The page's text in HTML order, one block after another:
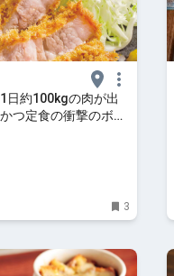
日約100kgの肉が出
つ定食の衝撃のボリ
3